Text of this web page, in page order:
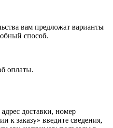
вам предложат варианты
способ.
оплаты.
доставки, номер
к заказу» введите сведения,